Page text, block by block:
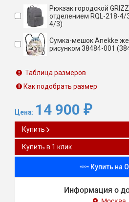
Рюкзак городской
отделением RQL-218-4/
4/3)
Сумка-мешок Anekke
рисунком 38484-001
Таблица размеров
Как подобрать размер
Цена: 14 900 ₽
Купить
Купить в 1 клик
Купить на
Информация о